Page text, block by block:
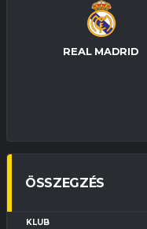
REAL MADRID
ÖSSZEGZÉS
KLUB